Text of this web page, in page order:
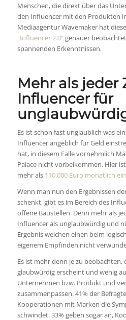
Menschen, die direkt über das
den Influencer mit den Produkten
Mediaagentur Wavemaker hat
„Influencer 2.0“genauer
spannenden Erkenntnissen.
Mehr als jeder
Influencer für
Es ist schon fast unglaublich was
Influencer angeblich für Geld
hat, in diesem Falle vornehmlich
Palace nicht vorbeikommen. Hier
mehr als 110.000 Euro monatlich
Wenn man nun den Ergebnissen
schenkt, gibt es im Bereich des
offene Baustellen. Denn mehr als
Influencer als unglaubwürdig und
Ergebnis welchen einen beim
eigenem Empfinden nicht
Es ist mehr denn je zu beobachten,
glaubwürdig erscheint und wenig
Unternehmen bzw. Produkt und
zusammenpassen. 41% der
Kooperationen mit Marken die
schwindet. 33% geben sogar an,